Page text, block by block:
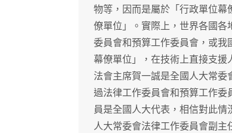
物等，因而是屬於「行政單位
僚單位」。實際上，世界各國
委員會和預算工作委員會，或
幕僚單位」，在技術上直接支
法會主席賀一誠是全國人大常委
過法律工作委員會和預算工作
員是全國人大代表，相信對此
人大常委會法律工作委員會副